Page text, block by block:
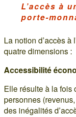
L’accès à
porte-
La notion d’accès
quatre dimensions :
Accessibilité
Elle résulte à la fois
personnes
des inégalités